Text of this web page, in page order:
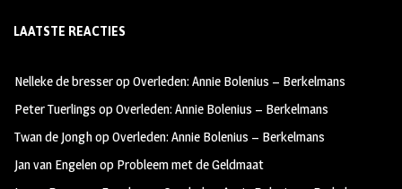
b
oo
k
ag
m
tt
LAATSTE REACTIES
Nelleke de bresseropOverleden: Annie Bolenius – Berkelmans
Peter Tuerlings opOverleden: Annie Bolenius – Berkelmans
Twan de JonghopOverleden: Annie Bolenius – Berkelmans
Jan van Engelenop Probleem met de Geldmaat